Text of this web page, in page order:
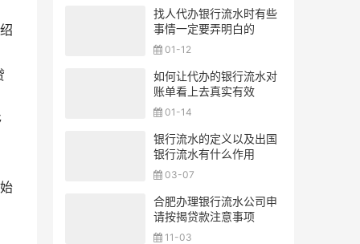
找人代办银行流水时有些
事情一定要弄明白的
01-12
如何让代办的银行流水对
账单看上去真实有效
01-14
银行流水的定义以及出国
银行流水有什么作用
03-07
合肥办理银行流水公司申
请按揭贷款注意事项
11-03